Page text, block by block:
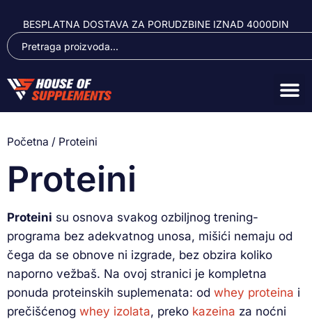
BESPLATNA DOSTAVA ZA PORUDZBINE IZNAD 4000DIN
Početna / Proteini
Proteini
Proteini su osnova svakog ozbiljnog trening-
programa bez adekvatnog unosa, mišići nemaju od
čega da se obnove ni izgrade, bez obzira koliko
naporno vežbaš. Na ovoj stranici je kompletna
ponuda proteinskih suplemenata: od whey proteina i
prečišćenog whey izolata, preko kazeina za noćni